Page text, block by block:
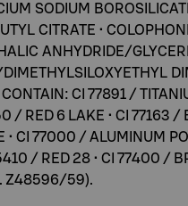
SODIUM
CITRATE •
ANHYDRIDE/
CONTAIN: CI 77891 /
/ RED 6 LAKE • CI 77163 /
• CI 77000 / ALUMINUM
/ RED 28 • CI 77400 /
Z48596/59).